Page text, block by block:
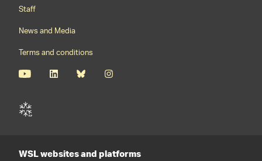
Staff
News and Media
Terms and conditions
WSL websites and platforms